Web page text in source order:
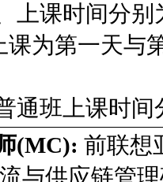
上课时间分
课为第一天与
通班上课时间
(MC): 前联想
与供应链管